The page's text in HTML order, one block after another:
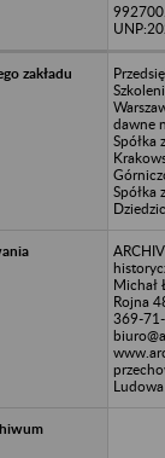
dawne
Spółka
Spółka
Michał
Rojna
369-